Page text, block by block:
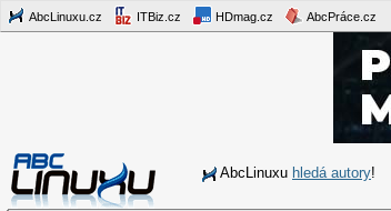
AbcLinuxu.cz ITBiz.cz HDmag.cz AbcPráce.cz
AbcLinuxu hledá autory!